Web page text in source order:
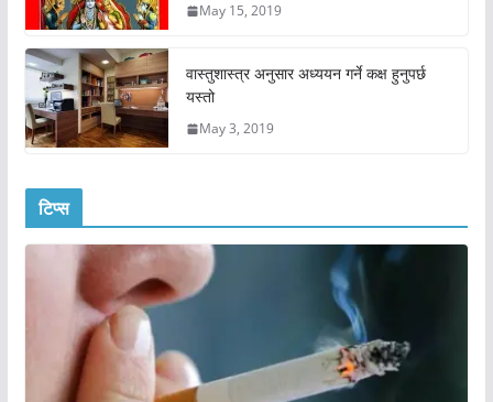
May 15, 2019
वास्तुशास्त्र अनुसार अध्ययन गर्ने कक्ष हुनुपर्छ
यस्तो
May 3, 2019
टिप्स